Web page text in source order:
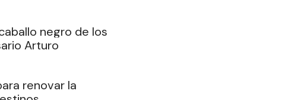
negro de los
Arturo
renovar la